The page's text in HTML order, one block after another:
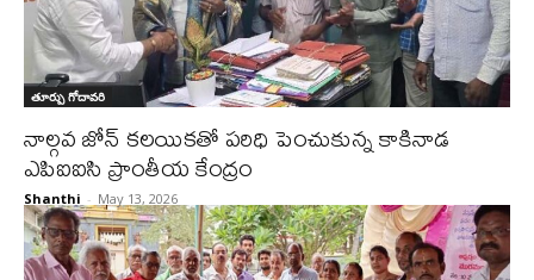
తూర్పు గోదావరి
నాల్గవ జోన్ కలయికతో పరిధి పెంచుకున్న కాకినాడ
ఎపిఐఐసి ప్రాంతీయ కేంద్రం
Shanthi - May 13, 2026